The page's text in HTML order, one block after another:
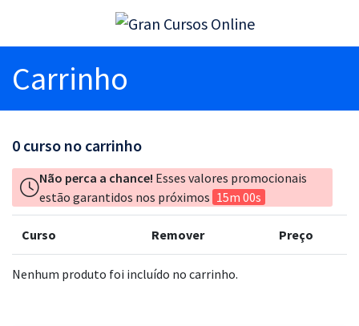
Carrinho
0 curso no carrinho
Não perca a chance! Esses valores promocionais
estão garantidos nos próximos 15m 00s
Curso Remover Preço
Nenhum produto foi incluído no carrinho.